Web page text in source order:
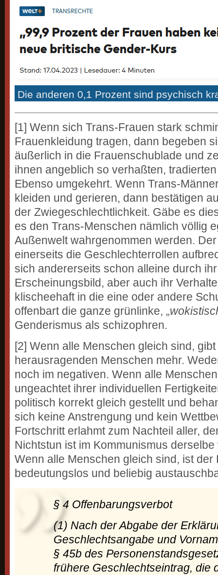
Die anderen 0,1 Prozent sind psychisch
[1] Wenn sich Trans-Frauen stark
Frauenkleidung tragen, dann begeben
äußerlich in die Frauenschublade und
ihnen angeblich so verhaßten,
Ebenso umgekehrt. Wenn Trans-
kleiden und gerieren, dann bestätigen
der Zwiegeschlechtlichkeit. Gäbe es
es den Trans-Menschen nämlich völlig
Außenwelt wahrgenommen werden.
einerseits die Geschlechterrollen
sich andererseits schon alleine durch
Erscheinungsbild, aber auch ihr
klischeehaft in die eine oder andere
offenbart die ganze grünlinke, „
Genderismus als schizophren.
[2] Wenn alle Menschen gleich sind,
herausragenden Menschen mehr.
noch im negativen. Wenn alle
ungeachtet ihrer individuellen
politisch korrekt gleich gestellt und
sich keine Anstrengung und kein
Fortschritt erlahmt zum Nachteil aller,
Nichtstun ist im Kommunismus
Wenn alle Menschen gleich sind, ist der
bedeutungslos und beliebig
§ 4 Offenbarungsverbot
(1) Nach der Abgabe der
Geschlechtsangabe und
§ 45b des
frühere Geschlechtseintrag, die